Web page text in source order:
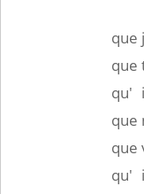
que
que
qu'
que
que
qu'